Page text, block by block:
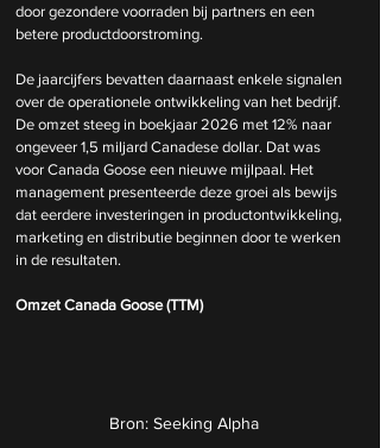
door gezondere voorraden bij partners en een
betere productdoorstroming.
De jaarcijfers bevatten daarnaast enkele signalen
over de operationele ontwikkeling van het bedrijf.
De omzet steeg in boekjaar 2026 met 12% naar
ongeveer 1,5 miljard Canadese dollar. Dat was
voor Canada Goose een nieuwe mijlpaal. Het
management presenteerde deze groei als bewijs
dat eerdere investeringen in productontwikkeling,
marketing en distributie beginnen door te werken
in de resultaten.
Omzet Canada Goose (TTM)
Bron: Seeking Alpha